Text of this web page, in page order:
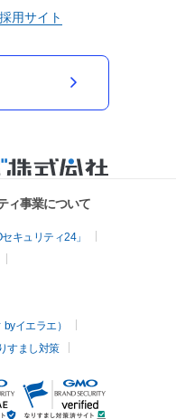
採用サイト
ィ事業について
キュリティ24」
イエラエ）
すまし対策